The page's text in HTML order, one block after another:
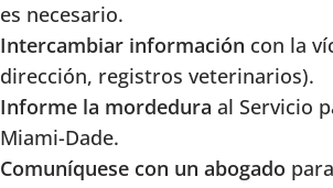
es necesario.
Intercambiar información con la
dirección, registros veterinarios).
Informe la mordedura al Servicio
Miami-Dade.
Comuníquese con un abogado